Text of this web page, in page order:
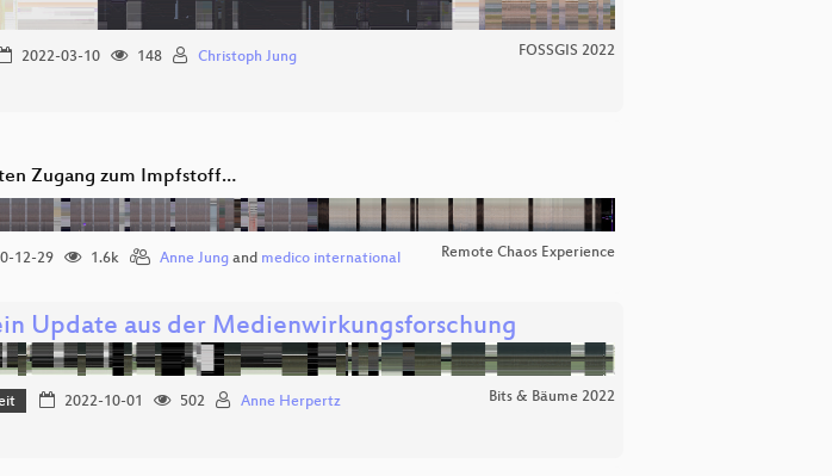
2022-03-10 148 Christoph Jung FOSSGIS 2022
Zugang zum Impfstoff…
12-29 1.6k Anne Jungand medico international Remote Chaos Experience
Update aus der Medienwirkungsforschung
2022-10-01 502 Anne Herpertz Bits & Bäume 2022